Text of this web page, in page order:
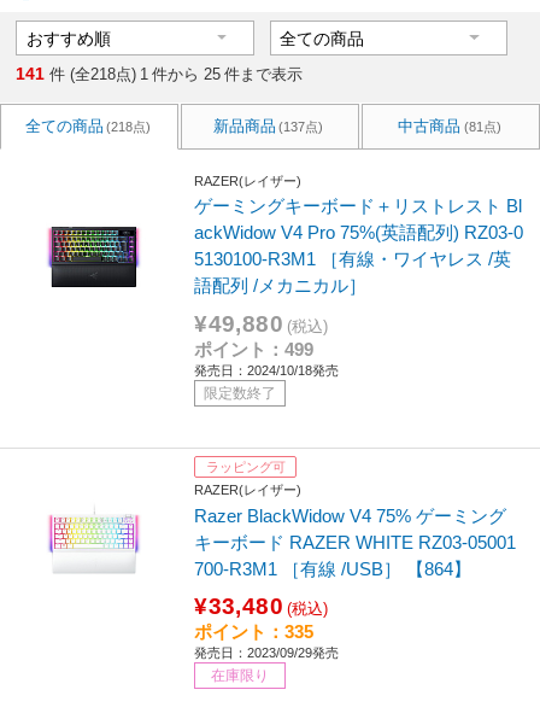
141 件 (全218点) 1 件から 25 件まで表示
全ての商品 (218点) 新品商品 (137点) 中古商品 (81点)
RAZER(レイザー)
ゲーミングキーボード＋リストレスト Bl
ackWidow V4 Pro 75%(英語配列) RZ03-0
5130100-R3M1 ［有線・ワイヤレス /英
語配列 /メカニカル］
¥49,880 (税込)
ポイント：499
発売日：2024/10/18発売
限定数終了
ラッピング可
RAZER(レイザー)
Razer BlackWidow V4 75% ゲーミング
キーボード RAZER WHITE RZ03-05001
700-R3M1 ［有線 /USB］ 【864】
¥33,480 (税込)
ポイント：335
発売日：2023/09/29発売
在庫限り